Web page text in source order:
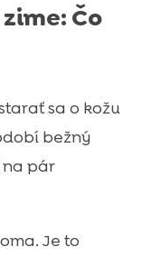
Čo
sa o kožu
bežný
pár
Je to